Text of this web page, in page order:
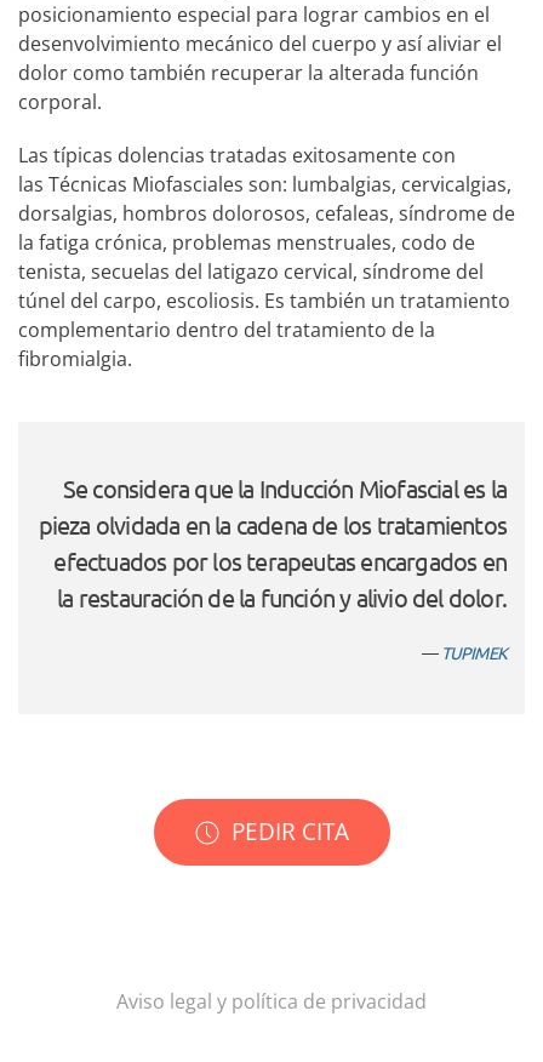
posicionamiento especial para lograr cambios en el
desenvolvimiento mecánico del cuerpo y así aliviar el
dolor como también recuperar la alterada función
corporal.
Las típicas dolencias tratadas exitosamente con
las Técnicas Miofasciales son: lumbalgias, cervicalgias,
dorsalgias, hombros dolorosos, cefaleas, síndrome de
la fatiga crónica, problemas menstruales, codo de
tenista, secuelas del latigazo cervical, síndrome del
túnel del carpo, escoliosis. Es también un tratamiento
complementario dentro del tratamiento de la
fibromialgia.
Se considera que la Inducción Miofascial es la
pieza olvidada en la cadena de los tratamientos
efectuados por los terapeutas encargados en
la restauración de la función y alivio del dolor.
TUPIMEK
PEDIR CITA
Aviso legal y política de privacidad